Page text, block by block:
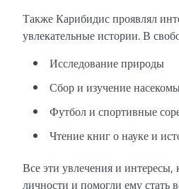
Также Карибидис проявлял
увлекательные истории. В
Исследование природы
Сбор и изучение
Футбол и спортивные
Чтение книг о науке и
Все эти увлечения и
личности и помогли ему стать